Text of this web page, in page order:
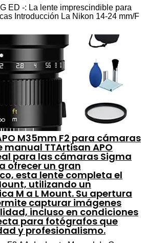
ED -: La lente imprescindible para
Introducción La Nikon 14-24 mm/F
M35mm F2 para cámaras
manual TTArtisan APO
para las cámaras Sigma
ofrecer un gran
esta lente completa el
utilizando un
M a L Mount. Su apertura
capturar imágenes
incluso en condiciones
para fotógrafos que
y profesionalismo.